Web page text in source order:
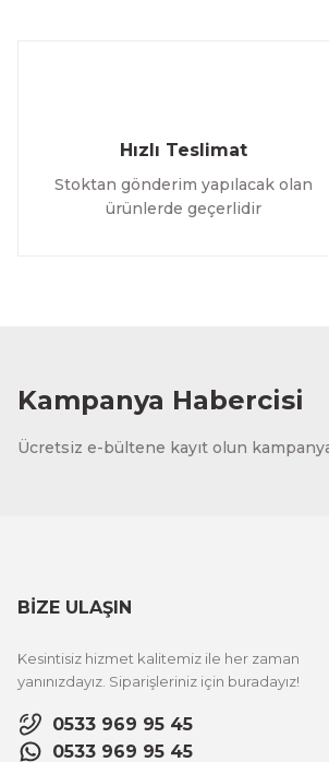
Hızlı Teslimat
Stoktan gönderim yapılacak olan
ürünlerde geçerlidir
Kampanya Habercisi
Ücretsiz e-bültene kayıt olun
BİZE ULAŞIN
Kesintisiz hizmet kalitemiz ile her zaman
yanınızdayız. Siparişleriniz için buradayız!
0533 969 95 45
0533 969 95 45